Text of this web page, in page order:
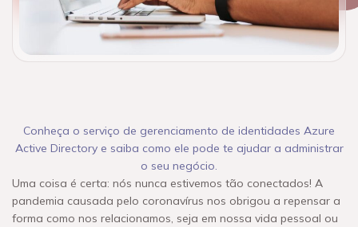
Conheça o serviço de gerenciamento de identidades Azure
Active Directory e saiba como ele pode te ajudar a administrar
o seu negócio.
Uma coisa é certa: nós nunca estivemos tão conectados! A
pandemia causada pelo coronavírus nos obrigou a repensar a
forma como nos relacionamos, seja em nossa vida pessoal ou